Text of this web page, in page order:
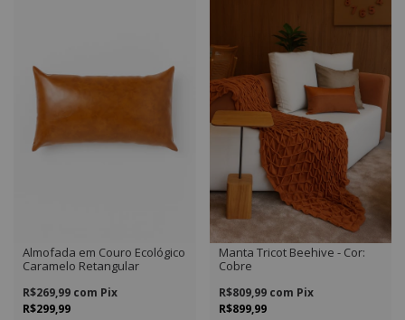
Almofada em Couro Ecológico
Caramelo Retangular
R$299,99
R$269,99 com Pix
Manta Tricot Beehive - Cor:
Cobre
R$899,99
R$809,99 com Pix